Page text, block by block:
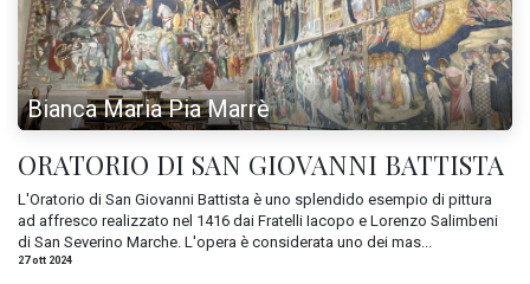
Bianca Maria Pia Marrè
ORATORIO DI SAN GIOVANNI BATTISTA
L'Oratorio di San Giovanni Battista è uno splendido esempio di pittura
ad affresco realizzato nel 1416 dai Fratelli Iacopo e Lorenzo Salimbeni
di San Severino Marche. L'opera è considerata uno dei mas...
27 ott 2024